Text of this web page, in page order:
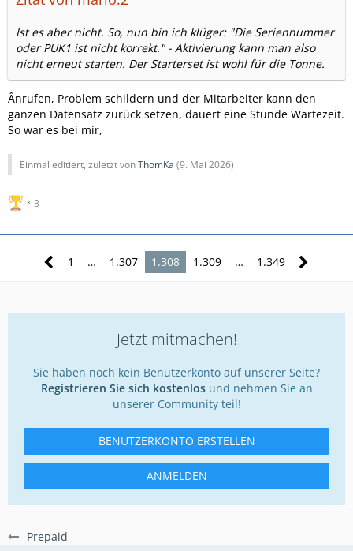
Prepaid
Ist es aber nicht. So, nun bin ich klüger: "Die Seriennummer
oder PUK1 ist nicht korrekt." - Aktivierung kann man also
nicht erneut starten. Der Starterset ist wohl für die Tonne.
Ânrufen, Problem schildern und der Mitarbeiter kann den
ganzen Datensatz zurück setzen, dauert eine Stunde Wartezeit.
So war es bei mir,
Einmal editiert, zuletzt vonThomKa (9. Mai 2026)
3
1 … 1.307 1.308 1.309 … 1.349
Jetzt mitmachen!
Sie haben noch kein Benutzerkonto auf unserer Seite?
Registrieren Sie sich kostenlosund nehmen Sie an
unserer Community teil!
BENUTZERKONTO ERSTELLEN
ANMELDEN